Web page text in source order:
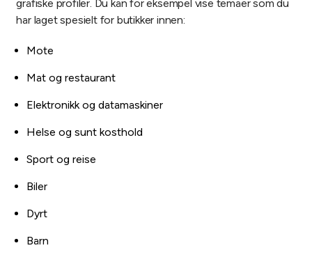
grafiske profiler. Du kan for eksempel vise temaer som du
har laget spesielt for butikker innen:
Mote
Mat og restaurant
Elektronikk og datamaskiner
Helse og sunt kosthold
Sport og reise
Biler
Dyrt
Barn